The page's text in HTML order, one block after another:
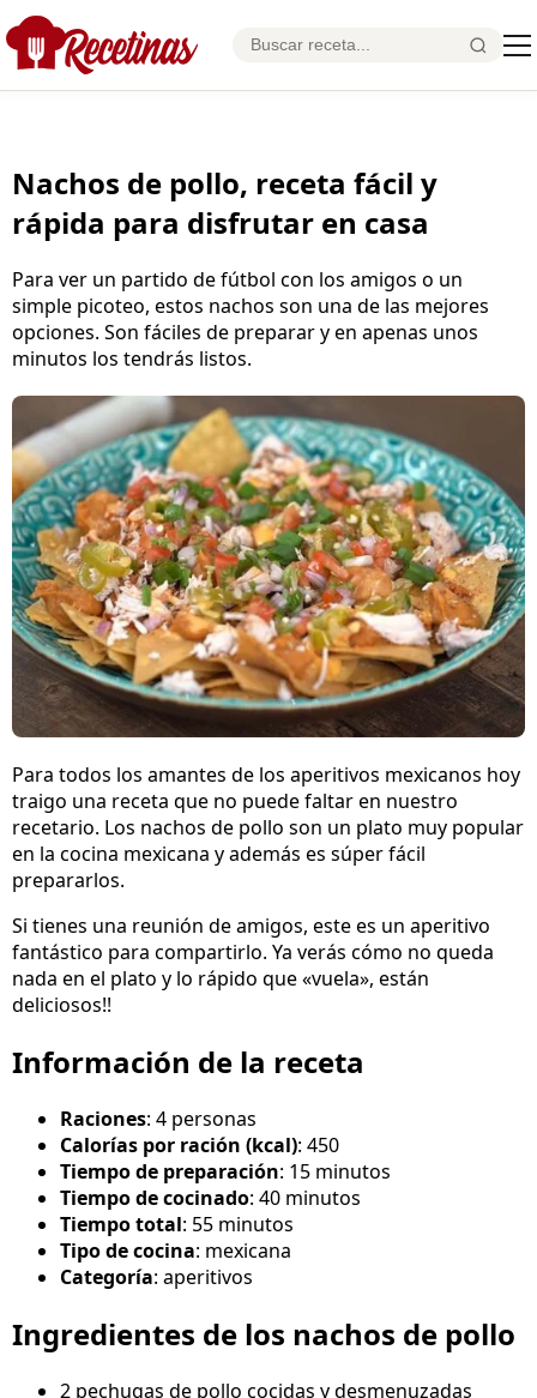
Nachos de pollo, receta fácil y
rápida para disfrutar en casa
Para ver un partido de fútbol con los amigos o un
simple picoteo, estos nachos son una de las mejores
opciones. Son fáciles de preparar y en apenas unos
minutos los tendrás listos.
Para todos los amantes de los aperitivos mexicanos hoy
traigo una receta que no puede faltar en nuestro
recetario. Los nachos de pollo son un plato muy popular
en la cocina mexicana y además es súper fácil
prepararlos.
Si tienes una reunión de amigos, este es un aperitivo
fantástico para compartirlo. Ya verás cómo no queda
nada en el plato y lo rápido que «vuela», están
deliciosos!!
Información de la receta
Raciones: 4 personas
Calorías por ración (kcal): 450
Tiempo de preparación: 15 minutos
Tiempo de cocinado: 40 minutos
Tiempo total: 55 minutos
Tipo de cocina: mexicana
Categoría: aperitivos
Ingredientes de los nachos de pollo
2 pechugas de pollo cocidas y desmenuzadas